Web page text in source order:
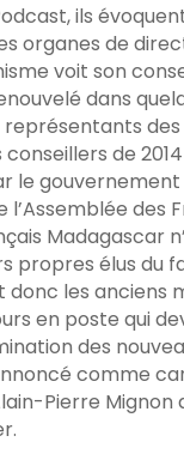
ils
organes de
voit son
dans
de
le
des
Madagascar
propres élus du
donc les anciens
en poste qui
des
comme
Pierre Mignon